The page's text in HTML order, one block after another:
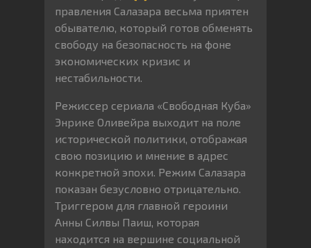
правления Салазара весьма приятен
обывателю, который готов обменять
свободу на безопасность на фоне
экономических кризис и
нестабильности.
Режиссер сериала «Свободная Куба»
Энрике Оливейра выходит на поле
исторической политики, отображая
свою позицию и мнение в адрес
конкретной эпохи. Режим Салазара
показан безусловно отрицательно.
Триггером для главной героини
Анны Силвы Паиш, которая
находится на вершине социальной